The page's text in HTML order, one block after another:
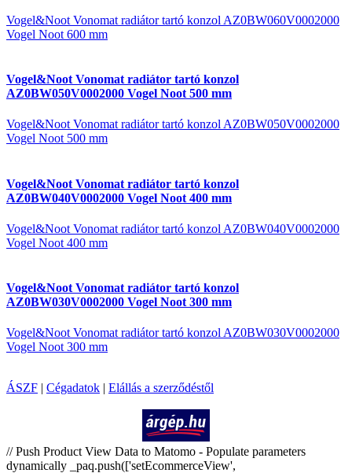
Vogel&Noot Vonomat radiátor tartó konzol AZ0BW060V0002000
Vogel Noot 600 mm
Vogel&Noot Vonomat radiátor tartó konzol
AZ0BW050V0002000 Vogel Noot 500 mm
Vogel&Noot Vonomat radiátor tartó konzol AZ0BW050V0002000
Vogel Noot 500 mm
Vogel&Noot Vonomat radiátor tartó konzol
AZ0BW040V0002000 Vogel Noot 400 mm
Vogel&Noot Vonomat radiátor tartó konzol AZ0BW040V0002000
Vogel Noot 400 mm
Vogel&Noot Vonomat radiátor tartó konzol
AZ0BW030V0002000 Vogel Noot 300 mm
Vogel&Noot Vonomat radiátor tartó konzol AZ0BW030V0002000
Vogel Noot 300 mm
ÁSZF | Cégadatok | Elállás a szerződéstől
// Push Product View Data to Matomo - Populate parameters
dynamically _paq.push(['setEcommerceView',